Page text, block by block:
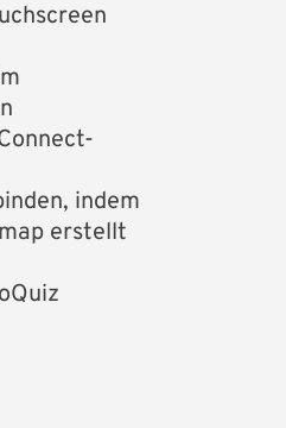
indem
erstellt